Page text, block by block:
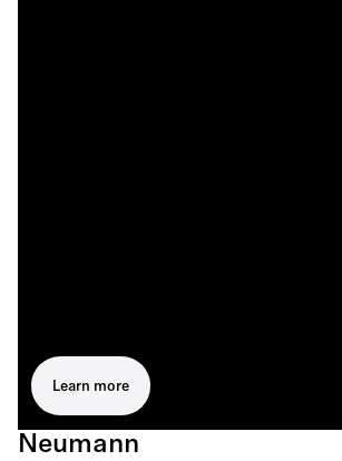
Learn more
Neumann